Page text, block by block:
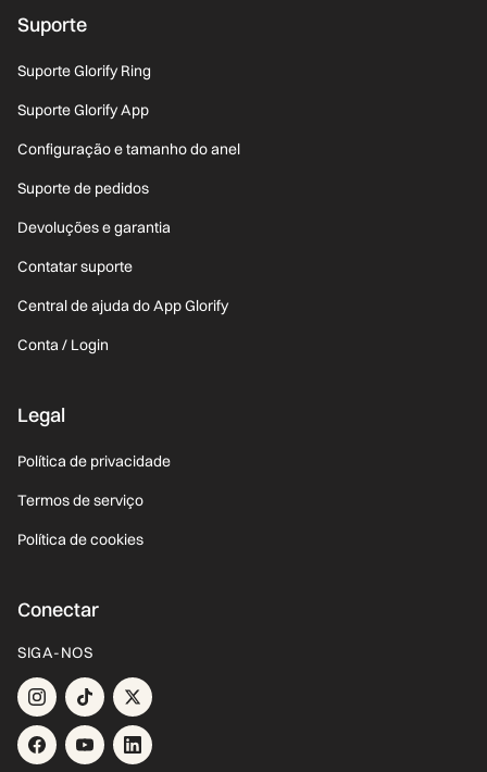
Suporte
Suporte Glorify Ring
Suporte Glorify App
Configuração e tamanho do anel
Suporte de pedidos
Devoluções e garantia
Contatar suporte
Central de ajuda do App Glorify
Conta / Login
Legal
Política de privacidade
Termos de serviço
Política de cookies
Conectar
SIGA-NOS